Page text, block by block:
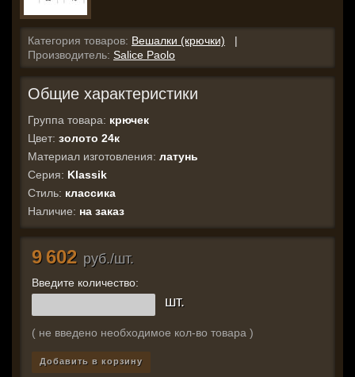
Категория товаров: Вешалки (крючки) |
Производитель: Salice Paolo
Общие характеристики
Группа товара: крючек
Цвет: золото 24к
Материал изготовления: латунь
Серия: Klassik
Стиль: классика
Наличие: на заказ
9 602 руб./шт.
Введите количество:
шт.
( не введено необходимое кол-во товара )
Добавить в корзину